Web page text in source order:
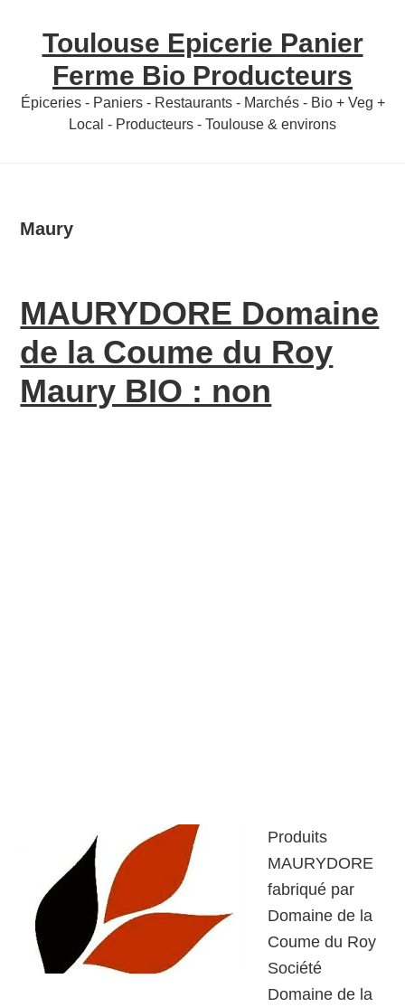
sidebar
Toulouse Epicerie Panier
Ferme Bio Producteurs
Épiceries - Paniers - Restaurants - Marchés - Bio + Veg +
Local - Producteurs - Toulouse & environs
Maury
MAURYDORE Domaine
de la Coume du Roy
Maury BIO : non
Produits
MAURYDORE
fabriqué par
Domaine de la
Coume du Roy
Société
Domaine de la